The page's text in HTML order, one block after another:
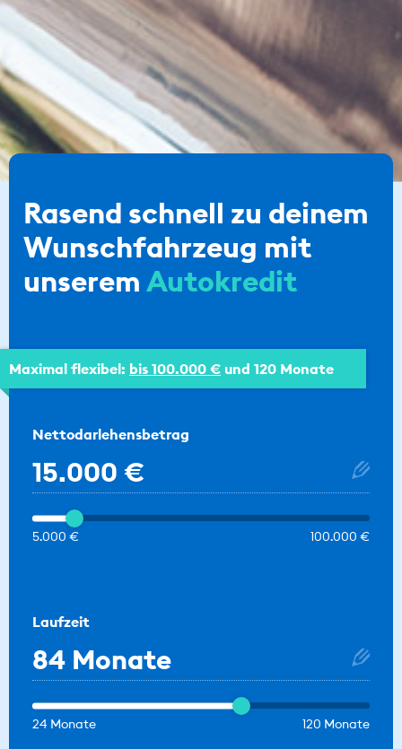
Rasend schnell zu deinem
Wunschfahrzeug mit
unseremAutokredit
Maximal flexibel: bis 100.000 € und 120 Monate
Nettodarlehensbetrag
15.000 €
5.000 € 100.000 €
Laufzeit
84 Monate
24 Monate 120 Monate